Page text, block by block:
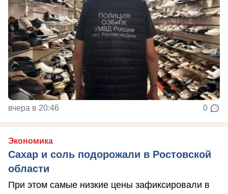
вчера в 20:46 0
Экономика
Сахар и соль подорожали в Ростовской
области
При этом самые низкие цены зафиксировали в